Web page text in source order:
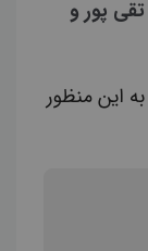
پور و
این منظور